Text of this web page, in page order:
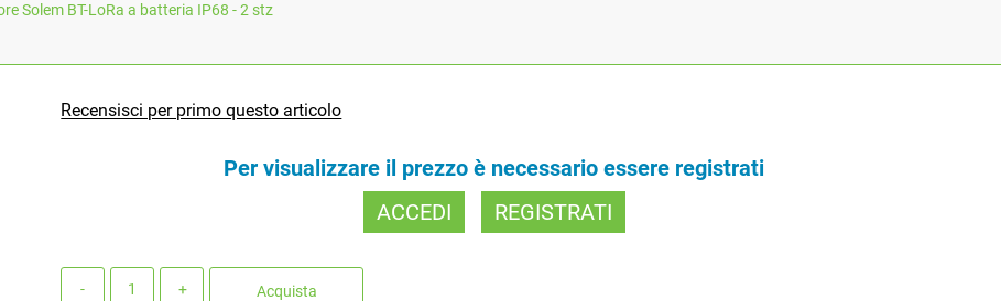
Solem BT-LoRa a batteria IP68 - 2 stz
Recensisci per primo questo articolo
Per visualizzare il prezzo è necessario essere registrati
ACCEDI
REGISTRATI
Acquista